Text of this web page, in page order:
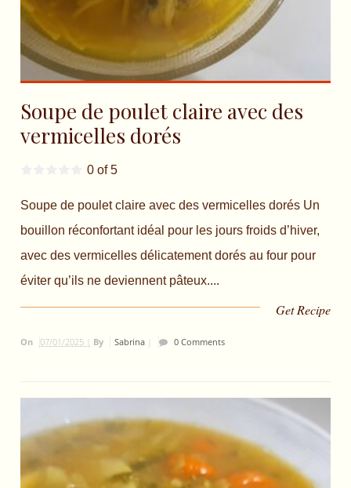
Soupe de poulet claire avec des
vermicelles dorés
0 of 5
Soupe de poulet claire avec des vermicelles dorés Un
bouillon réconfortant idéal pour les jours froids d’hiver,
avec des vermicelles délicatement dorés au four pour
éviter qu’ils ne deviennent pâteux....
Get Recipe
On 07/01/2025 | By Sabrina| 0 Comments